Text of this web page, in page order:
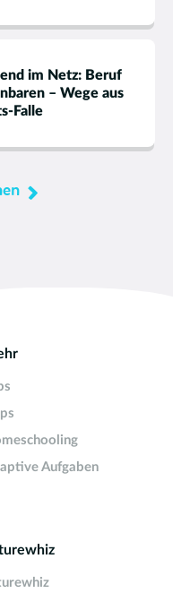
im Netz: Beruf
– Wege aus
Falle
Aufgaben